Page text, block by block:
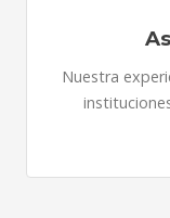
Nuestra